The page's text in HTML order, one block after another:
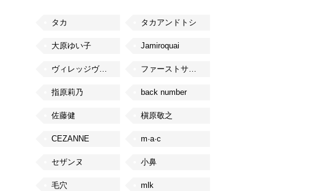
タカ タカアンドトシ
大原ゆい子 Jamiroquai
ヴィレッジヴァンガード ファーストサマーウイカ
指原莉乃 back number
佐藤健 槇原敬之
CEZANNE m·a·c
セザンヌ 小鼻
毛穴 mlk